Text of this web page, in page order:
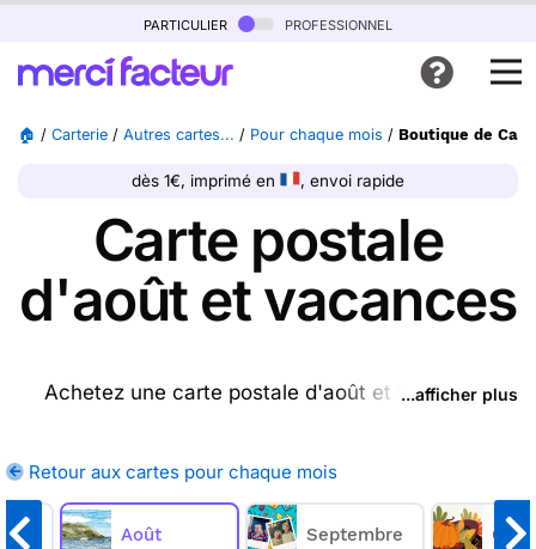
particulier professionnel
🏠 / Carterie / Autres cartes... / Pour chaque mois / Boutique de
dès 1€, imprimé en , envoi rapide
Carte postale
d'août et vacances
Achetez une carte postale d'août et vacances
une ou plusieurs cartes postales d'août et
vacances sur Merci Facteur, nous les imprimons et
nous les envoyons chez vous ou directement chez
...afficher plus
Retour aux cartes pour chaque mois
Août Septembre